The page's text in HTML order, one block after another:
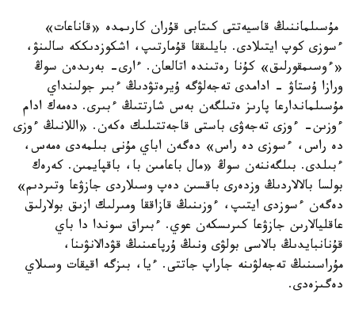
مۇسىلماننىڭ قاسيەتتى كىتابى قۇران كارىمدە «قاناعات»
ءسوزى كوپ ايتىلادى. بايلىققا قۇمارتىپ، اشكوزدىككە سالىنۋ،
«ءوسىمقورلىق» كۇنا رەتىندە اتالعان. ءارى- بەرىدەن سوڭ
ورازا ۇستاۋ - ادامدى تەجەلۋگە ۇيرەتۋدىڭ ءبىر جولىنداي
مۇسىلماندارعا پارىز ەتىلگەن بەس شارتتىڭ ءبىرى. دەمەك ادام
ءوزىن- ءوزى تەجەۋى باستى قاجەتتىلىك ەكەن. «اللانىڭ ءوزى
دە راس، ءسوزى دە راس» دەگەن اباي مۇنى بىلمەدى ەمەس،
ءبىلدى. بىلگەننەن سوڭ «مال باعامىن با، باقپايمىن. كەرەك
بولسا بالالاردىڭ وزدەرى باقسىن دەپ وسىلاردى جازۋعا وتىردىم»
دەگەن ءسوزدى ايتىپ، ءوزىنىڭ قازاققا ومىرلىك ازىق بولارلىق
عاقليالارىن جازۋعا كىرىسكەن عوي. ءبىراق سوندا دا باي
قۇنانبايدىڭ بالاسى بولۋى ونىڭ ۇرپاعىنىڭ قۋدالانۋىنا،
مۇراسىنىڭ تەجەلۋىنە جاراپ جاتتى. ءيا، بىزگە اقيقات وسىلاي
دەگىزەدى.